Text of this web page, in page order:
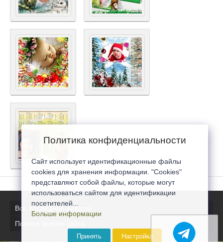
Все последние новости
Полная версия сайта
Политика конфиденциальности
Сайт использует идентификационные файлы
cookies для хранения информации. "Cookies"
представляют собой файлы, которые могут
использоваться сайтом для идентификации
посетителей...
Больше информации
Принять Настройка